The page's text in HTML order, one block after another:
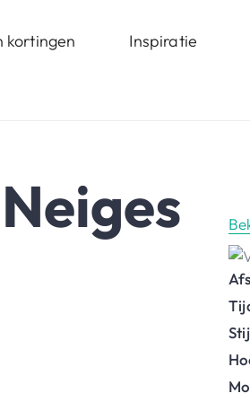
kortingen Inspiratie